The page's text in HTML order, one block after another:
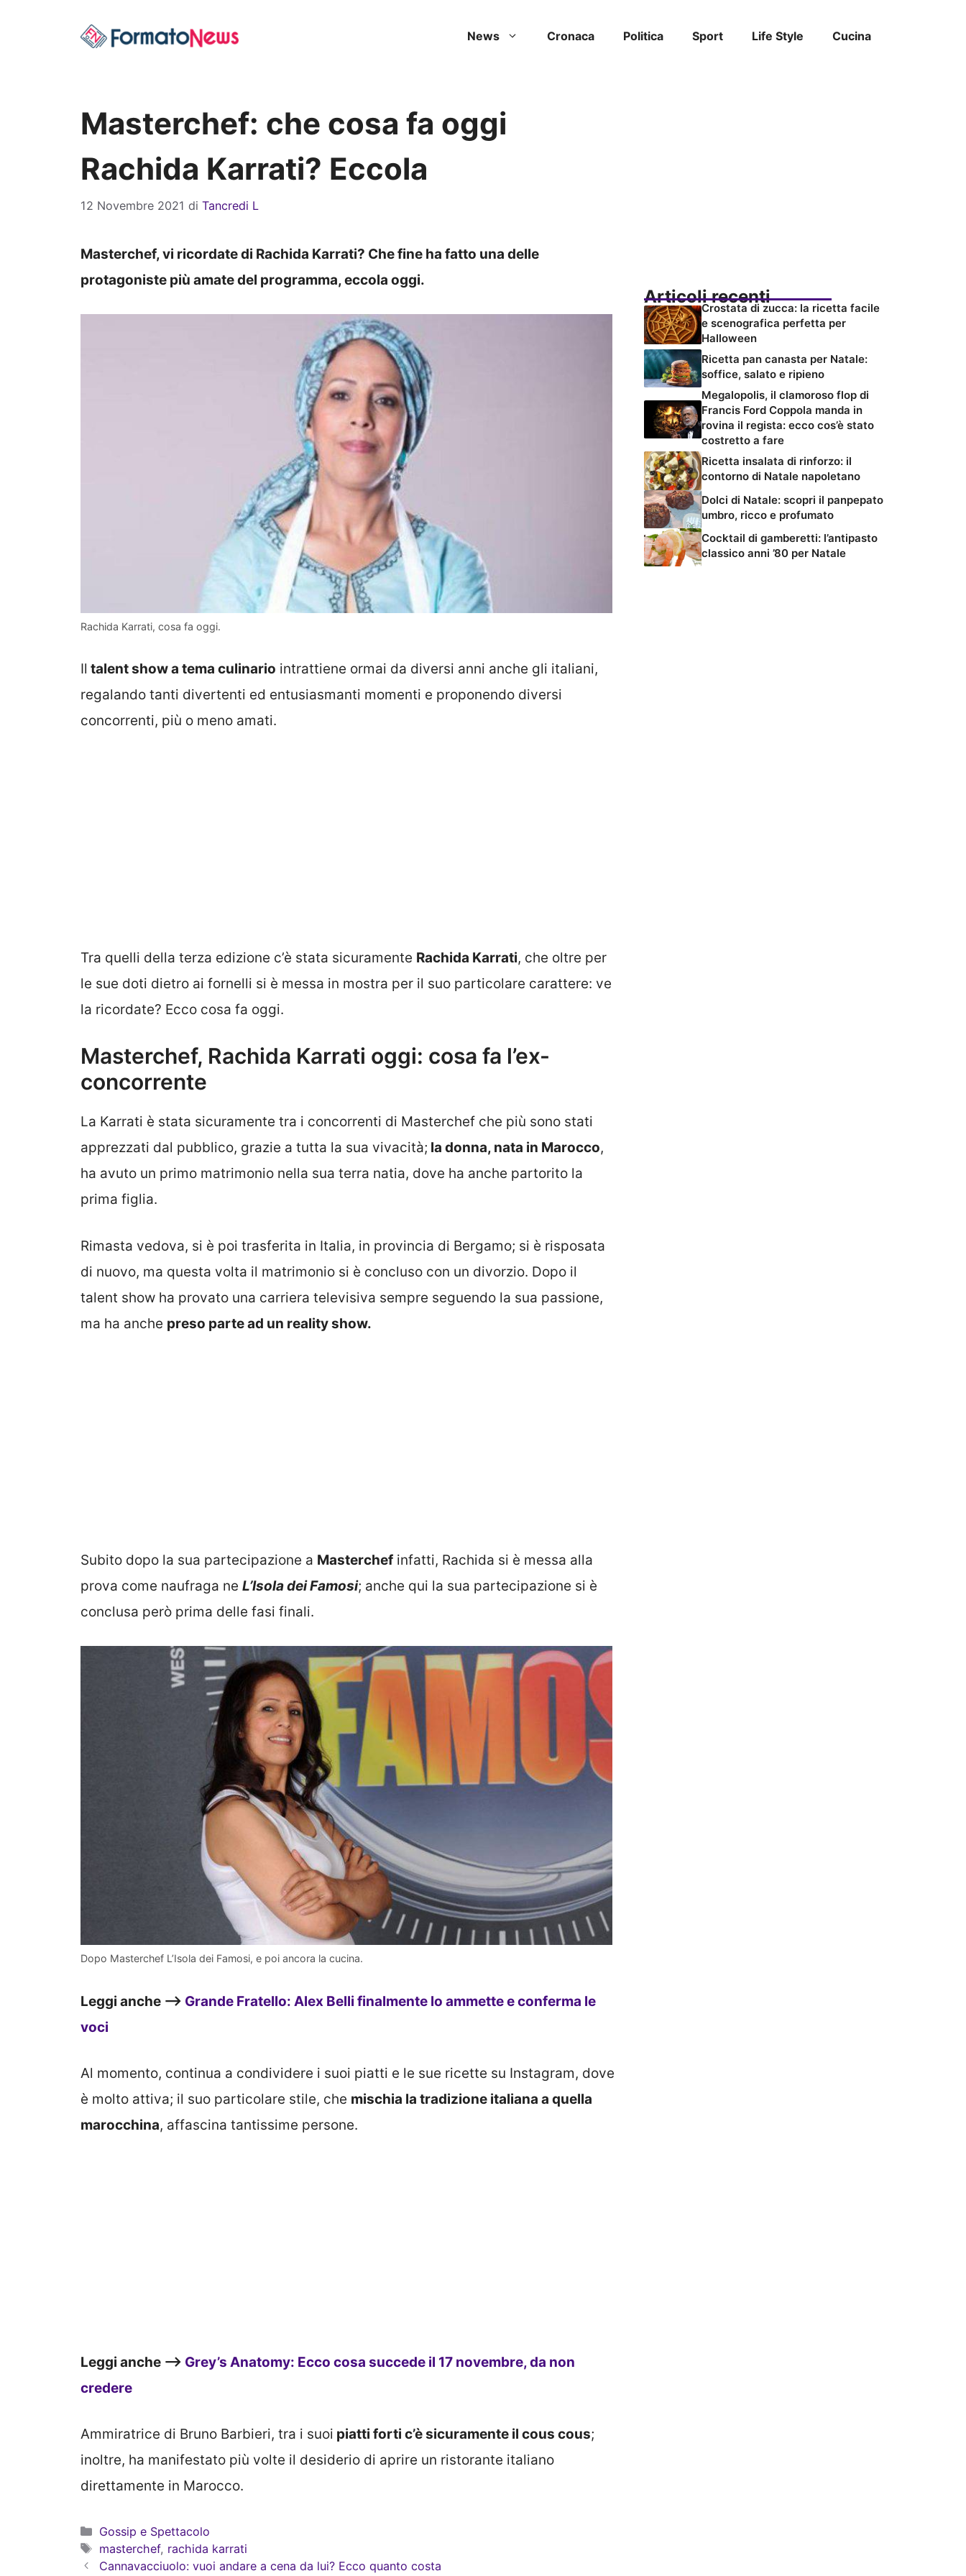
News Cronaca Politica Sport Life Style Cucina
Masterchef: che cosa fa oggi
Rachida Karrati? Eccola
12 Novembre 2021 di Tancredi L
Masterchef, vi ricordate di Rachida Karrati? Che fine ha fatto una delle
protagoniste più amate del programma, eccola oggi.
Rachida Karrati, cosa fa oggi.
Il talent show a tema culinario intrattiene ormai da diversi anni anche gli italiani,
regalando tanti divertenti ed entusiasmanti momenti e proponendo diversi
concorrenti, più o meno amati.
Tra quelli della terza edizione c’è stata sicuramente Rachida Karrati, che oltre per
le sue doti dietro ai fornelli si è messa in mostra per il suo particolare carattere: ve
la ricordate? Ecco cosa fa oggi.
Masterchef, Rachida Karrati oggi: cosa fa l’ex-
concorrente
La Karrati è stata sicuramente tra i concorrenti di Masterchef che più sono stati
apprezzati dal pubblico, grazie a tutta la sua vivacità; la donna, nata in Marocco,
ha avuto un primo matrimonio nella sua terra natia, dove ha anche partorito la
prima figlia.
Rimasta vedova, si è poi trasferita in Italia, in provincia di Bergamo; si è risposata
di nuovo, ma questa volta il matrimonio si è concluso con un divorzio. Dopo il
talent show ha provato una carriera televisiva sempre seguendo la sua passione,
ma ha anche preso parte ad un reality show.
Subito dopo la sua partecipazione a Masterchef infatti, Rachida si è messa alla
prova come naufraga ne L’Isola dei Famosi; anche qui la sua partecipazione si è
conclusa però prima delle fasi finali.
Dopo Masterchef L’Isola dei Famosi, e poi ancora la cucina.
Leggi anche –> Grande Fratello: Alex Belli finalmente lo ammette e conferma le
voci
Al momento, continua a condividere i suoi piatti e le sue ricette su Instagram, dove
è molto attiva; il suo particolare stile, che mischia la tradizione italiana a quella
marocchina, affascina tantissime persone.
Leggi anche –> Grey’s Anatomy: Ecco cosa succede il 17 novembre, da non
credere
Ammiratrice di Bruno Barbieri, tra i suoi piatti forti c’è sicuramente il cous cous;
inoltre, ha manifestato più volte il desiderio di aprire un ristorante italiano
direttamente in Marocco.
Categorie
Gossip e Spettacolo
Tag
masterchef, rachida karrati
Cannavacciuolo: vuoi andare a cena da lui? Ecco quanto costa
Articoli recenti
Crostata di zucca: la ricetta facile
e scenografica perfetta per
Halloween
Ricetta pan canasta per Natale:
soffice, salato e ripieno
Megalopolis, il clamoroso flop di
Francis Ford Coppola manda in
rovina il regista: ecco cos’è stato
costretto a fare
Ricetta insalata di rinforzo: il
contorno di Natale napoletano
Dolci di Natale: scopri il panpepato
umbro, ricco e profumato
Cocktail di gamberetti: l’antipasto
classico anni ’80 per Natale